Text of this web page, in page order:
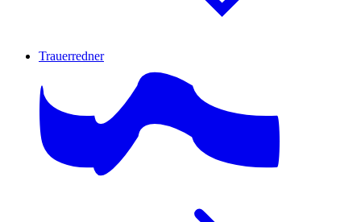
Trauerredner